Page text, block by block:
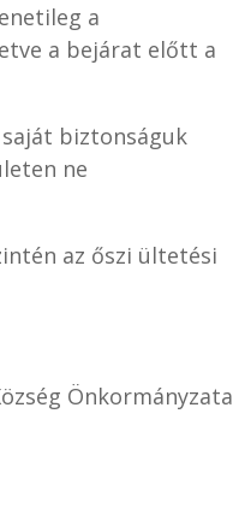
a
a bejárat előtt a
biztonságuk
ne
az őszi ültetési
Önkormányzata